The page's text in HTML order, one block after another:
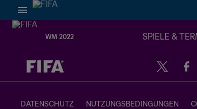
WM 2022 SPIELE &
OFFEN – OFFEN
DATENSCHUTZ NUTZUNGSBEDINGUNGEN